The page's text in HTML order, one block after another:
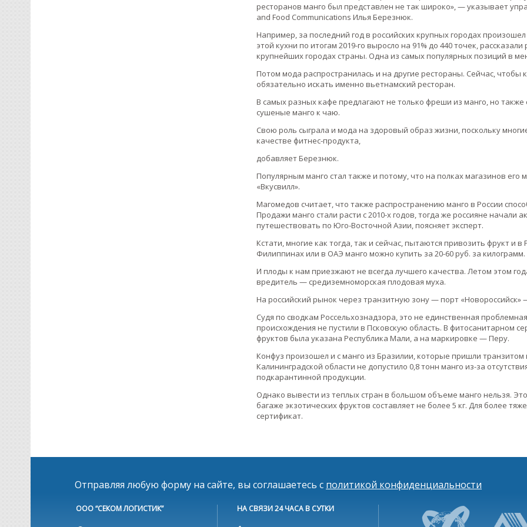
ресторанов манго был представлен не так широко», — указывает
and Food Communications Илья Березнюк.
Например, за последний год в российских крупных городах
этой кухни по итогам 2019-го выросло на 91% до 440 точек,
крупнейших городах страны. Одна из самых популярных позиций в
Потом мода распространилась и на другие рестораны. Сейчас, чтобы
обязательно искать именно вьетнамский ресторан.
В самых разных кафе предлагают не только фреши из манго, но также
сушеные манго к чаю.
Свою роль сыграла и мода на здоровый образ жизни, поскольку
качестве фитнес-продукта,
добавляет Березнюк.
Популярным манго стал также и потому, что на полках магазинов его
«Вкусвилл».
Магомедов считает, что также распространению манго в России
Продажи манго стали расти с 2010-х годов, тогда же россияне начали
путешествовать по Юго-Восточной Азии, поясняет эксперт.
Кстати, многие как тогда, так и сейчас, пытаются привозить фрукт и
Филиппинах или в ОАЭ манго можно купить за 20-60 руб. за килограмм.
И плоды к нам приезжают не всегда лучшего качества. Летом этом
вредитель — средиземноморская плодовая муха.
На российский рынок через транзитную зону — порт
Судя по сводкам Россельхознадзора, это не единственная
происхождения не пустили в Псковскую область. В фитосанитарном
фруктов была указана Республика Мали, а на маркировке — Перу.
Конфуз произошел и с манго из Бразилии, которые пришли
Калининградской области не допустило 0,8 тонн манго из-за
подкарантинной продукции.
Однако вывести из теплых стран в большом объеме манго нельзя.
багаже экзотических фруктов составляет не более 5 кг. Для более
сертификат.
Отправляя любую форму на сайте, вы соглашаетесь с политикой конфиденциальности
ООО “СЕКОМ ЛОГИСТИК” НА СВЯЗИ 24 ЧАСА В СУТКИ